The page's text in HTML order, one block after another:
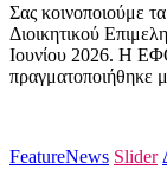
Σας κοινοποιούμε
Διοικητικού
Ιουνίου 2026. Η
FeatureNews Slider